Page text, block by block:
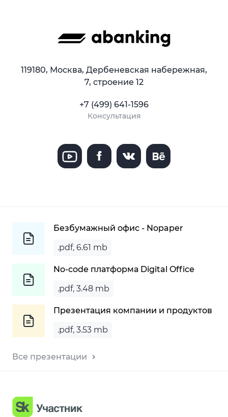
119180, Москва, Дербеневская набережная,
7, строение 12
+7 (499) 641-1596
Консультация
Безбумажный офис - Nopaper
.pdf, 6.61 mb
No-code платформа Digital Office
.pdf, 3.48 mb
Презентация компании и продуктов
.pdf, 3.53 mb
Все презентации